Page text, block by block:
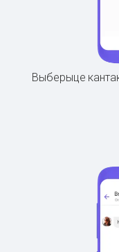
Выберыце